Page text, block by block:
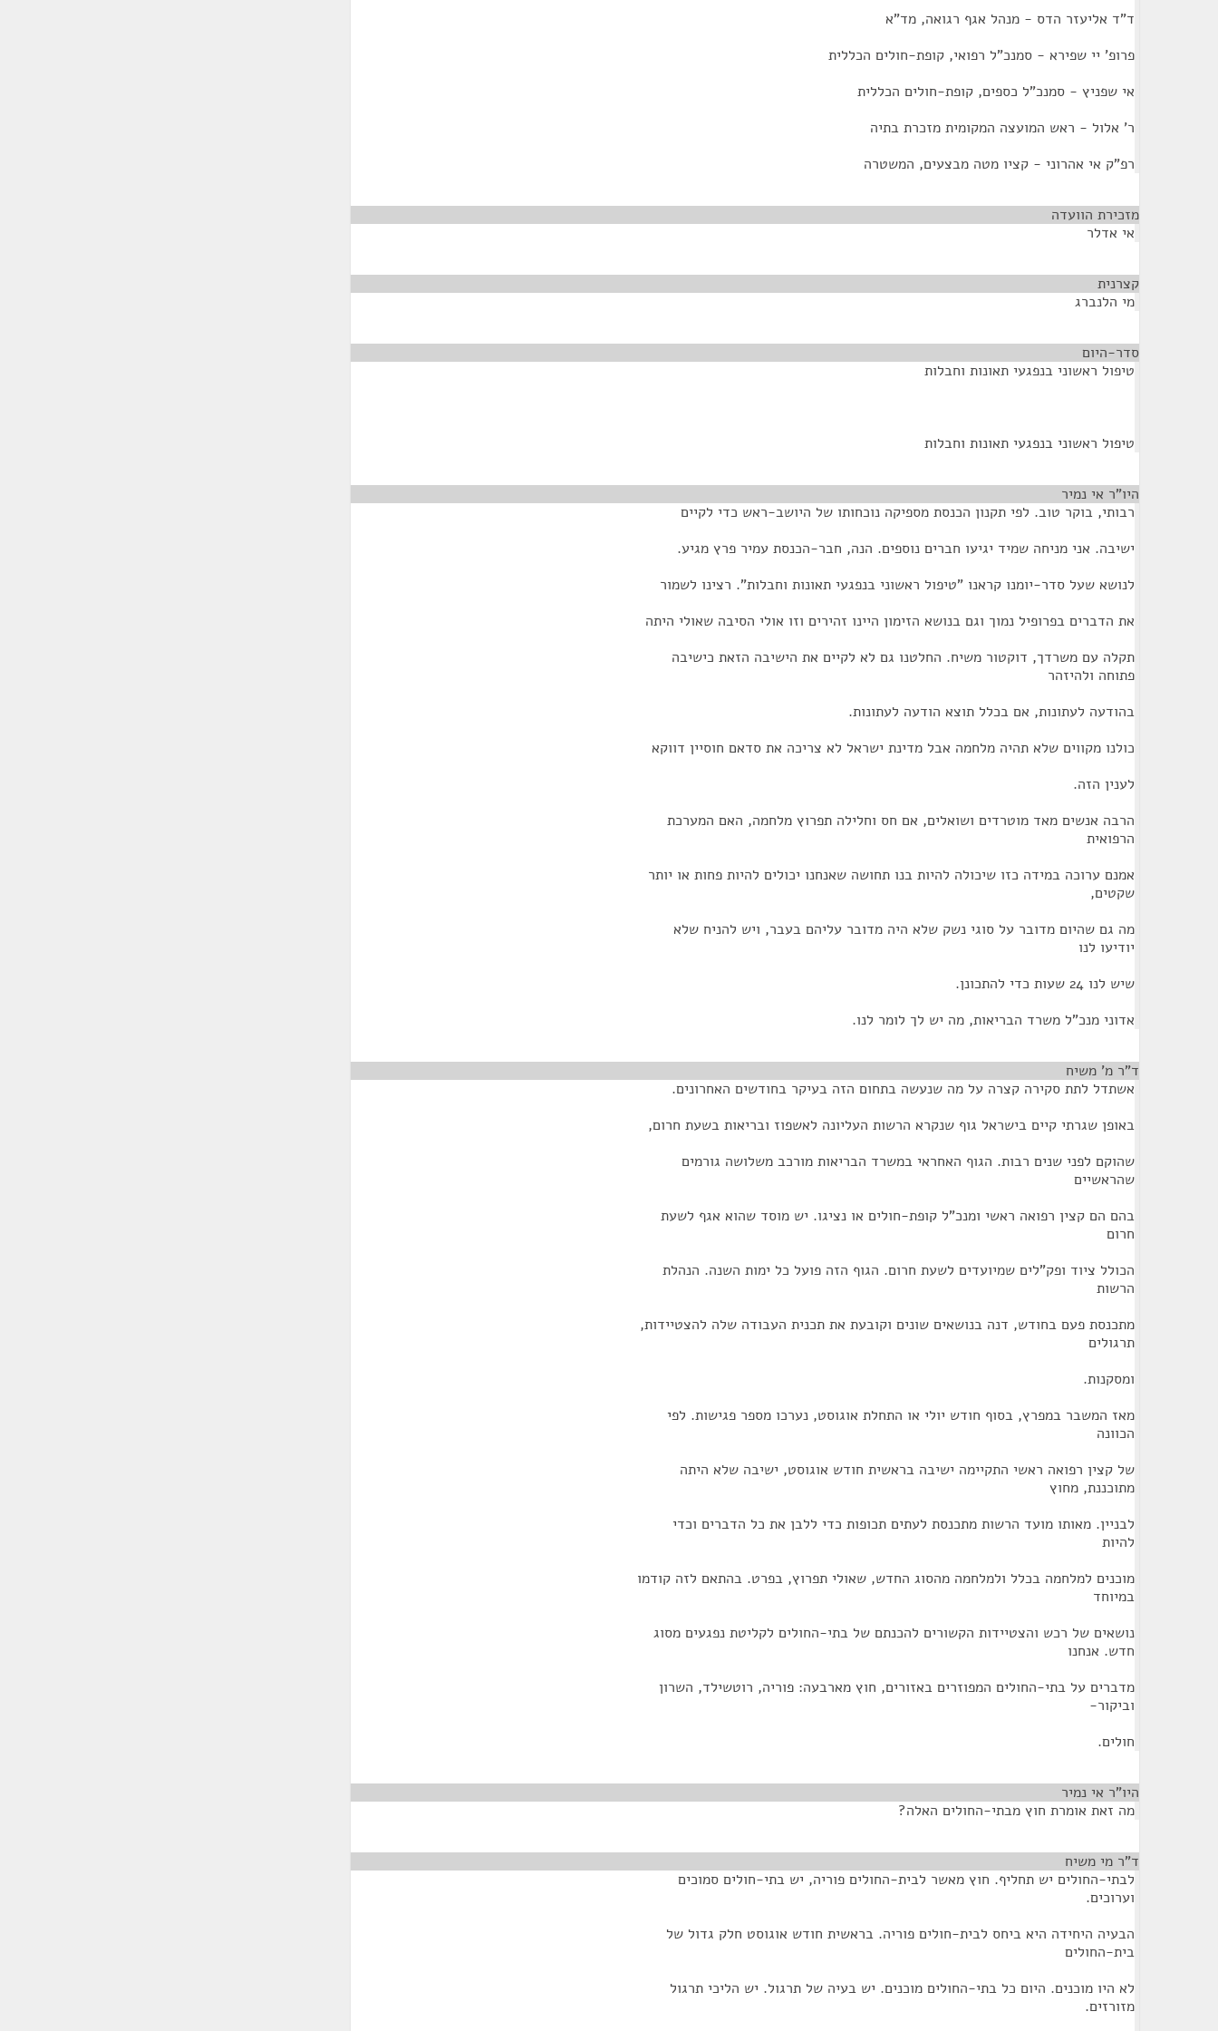
ד"ד אליעזר הדס - מנהל אגף רגואה, מד"א
פרופ' יי שפירא - סמנכ"ל רפואי, קופת-חולים הכללית
אי שפניץ - סמנכ"ל כספים, קופת-חולים הכללית
ר' אלול - ראש המועצה המקומית מזכרת בתיה
רפ"ק אי אהרוני - קציו מטה מבצעים, המשטרה
מזכירת הוועדה
אי אדלר
קצרנית
מי הלנברג
סדר-היום
טיפול ראשוני בנפגעי תאונות וחבלות
טיפול ראשוני בנפגעי תאונות וחבלות
היו"ר אי נמיר
רבותי, בוקר טוב. לפי תקנון הכנסת מספיקה נוכחותו של היושב-ראש כדי לקיים
ישיבה. אני מניחה שמיד יגיעו חברים נוספים. הנה, חבר-הכנסת עמיר פרץ מגיע.
לנושא שעל סדר-יומנו קראנו "טיפול ראשוני בנפגעי תאונות וחבלות". רצינו לשמור
את הדברים בפרופיל נמוך וגם בנושא הזימון היינו זהירים וזו אולי הסיבה שאולי היתה
תקלה עם משרדך, דוקטור משיח. החלטנו גם לא לקיים את הישיבה הזאת כישיבה
פתוחה ולהיזהר
בהודעה לעתונות, אם בכלל תוצא הודעה לעתונות.
כולנו מקווים שלא תהיה מלחמה אבל מדינת ישראל לא צריכה את סדאם חוסיין דווקא
לענין הזה.
הרבה אנשים מאד מוטרדים ושואלים, אם חס וחלילה תפרוץ מלחמה, האם המערכת
הרפואית
אמנם ערוכה במידה כזו שיכולה להיות בנו תחושה שאנחנו יכולים להיות פחות או יותר
שקטים,
מה גם שהיום מדובר על סוגי נשק שלא היה מדובר עליהם בעבר, ויש להניח שלא
יודיעו לנו
שיש לנו 24 שעות כדי להתכונן.
אדוני מנכ"ל משרד הבריאות, מה יש לך לומר לנו.
ד"ר מ' משיח
אשתדל לתת סקירה קצרה על מה שנעשה בתחום הזה בעיקר בחודשים האחרונים.
באופן שגרתי קיים בישראל גוף שנקרא הרשות העליונה לאשפוז ובריאות בשעת חרום,
שהוקם לפני שנים רבות. הגוף האחראי במשרד הבריאות מורכב משלושה גורמים
שהראשיים
בהם הם קצין רפואה ראשי ומנכ"ל קופת-חולים או נציגו. יש מוסד שהוא אגף לשעת
חרום
הכולל ציוד ופק"לים שמיועדים לשעת חרום. הגוף הזה פועל כל ימות השנה. הנהלת
הרשות
מתכנסת פעם בחודש, דנה בנושאים שונים וקובעת את תכנית העבודה שלה להצטיידות,
תרגולים
ומסקנות.
מאז המשבר במפרץ, בסוף חודש יולי או התחלת אוגוסט, נערכו מספר פגישות. לפי
הכוונה
של קצין רפואה ראשי התקיימה ישיבה בראשית חודש אוגוסט, ישיבה שלא היתה
מתוכננת, מחוץ
לבניין. מאותו מועד הרשות מתכנסת לעתים תכופות כדי ללבן את כל הדברים וכדי
להיות
מוכנים למלחמה בכלל ולמלחמה מהסוג החדש, שאולי תפרוץ, בפרט. בהתאם לזה קודמו
במיוחד
נושאים של רכש והצטיידות הקשורים להכנתם של בתי-החולים לקליטת נפגעים מסוג
חדש. אנחנו
מדברים על בתי-החולים המפוזרים באזורים, חוץ מארבעה: פוריה, רוטשילד, השרון
וביקור-
חולים.
היו"ר אי נמיר
מה זאת אומרת חוץ מבתי-החולים האלה?
ד"ר מי משיח
לבתי-החולים יש תחליף. חוץ מאשר לבית-החולים פוריה, יש בתי-חולים סמוכים
וערוכים.
הבעיה היחידה היא ביחס לבית-חולים פוריה. בראשית חודש אוגוסט חלק גדול של
בית-החולים
לא היו מוכנים. היום כל בתי-החולים מוכנים. יש בעיה של תרגול. יש הליכי תרגול
מזורזים.